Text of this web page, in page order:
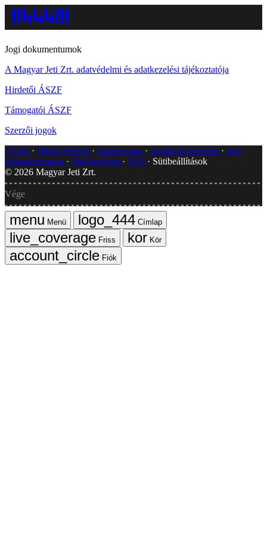
Jogi dokumentumok
A Magyar Jeti Zrt. adatvédelmi és adatkezelési tájékoztatója
Hirdetői ÁSZF
Támogatói ÁSZF
Szerzői jogok
GYIK
Hibát jelentek Impresszum Javítások kezelése
Jogi
dokumentumok
Médiaajánlat RSS
Sütibeállítások
© 2026 Magyar Jeti Zrt.
Vége
Menü
Címlap
Friss
Kör
Fiók